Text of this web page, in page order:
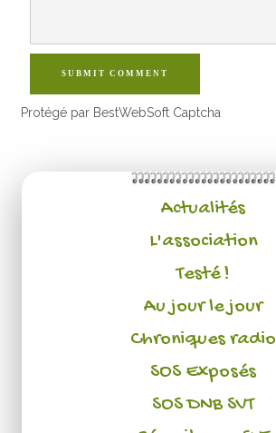
SUBMIT COMMENT
Protégé par BestWebSoft Captcha
Actualités
L'association
Testé !
Au jour le jour
Chroniques radio
SOS Exposés
SOS DNB SVT